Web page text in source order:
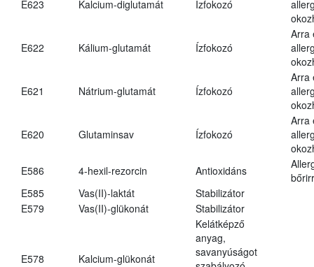
E623 Kalcium-diglutamát Ízfokozó
E622 Kálium-glutamát Ízfokozó
Arra
E621 Nátrium-glutamát Ízfokozó
Arra
E620 Glutaminsav Ízfokozó
Arra
E586
4-hexil-rezorcin Antioxidáns
E585
Vas(II)-laktát
Stabilizátor
E579
Vas(II)-glükonát Stabilizátor
E578 Kalcium-glükonát
Kelátképző
anyag,
savanyúságot